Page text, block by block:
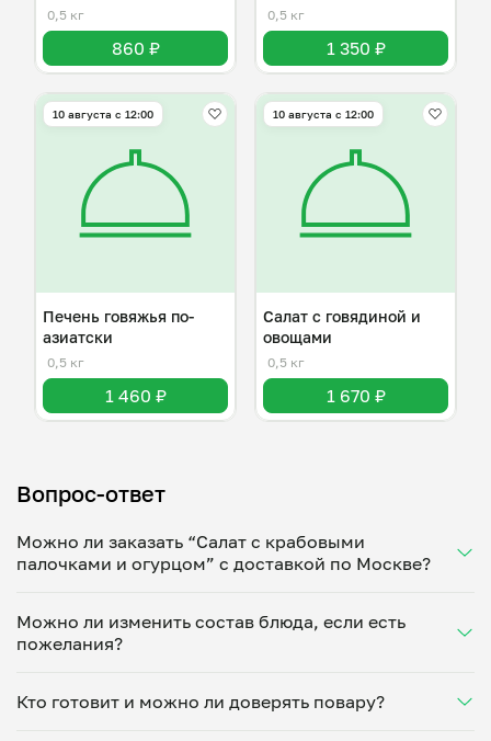
0,5 кг
860 ₽
0,5 кг
1 350 ₽
10 августа с 12:00
Печень говяжья по-
азиатски
0,5 кг
1 460 ₽
10 августа с 12:00
Салат с говядиной и
овощами
0,5 кг
1 670 ₽
Вопрос-ответ
Можно ли заказать “Салат с крабовыми
палочками и огурцом” с доставкой по Москве?
Укажите удобное время — и получите свежее
домашнее блюдо в большой порции прямо с плиты.
минут. Статус заказа отслеживайте в личном
кабинете, а с поваром можно связаться напрямую в
Можно ли изменить состав блюда, если есть
пожелания?
под ваши предпочтения: уберет специи, снизит
Кто готовит и можно ли доверять повару?